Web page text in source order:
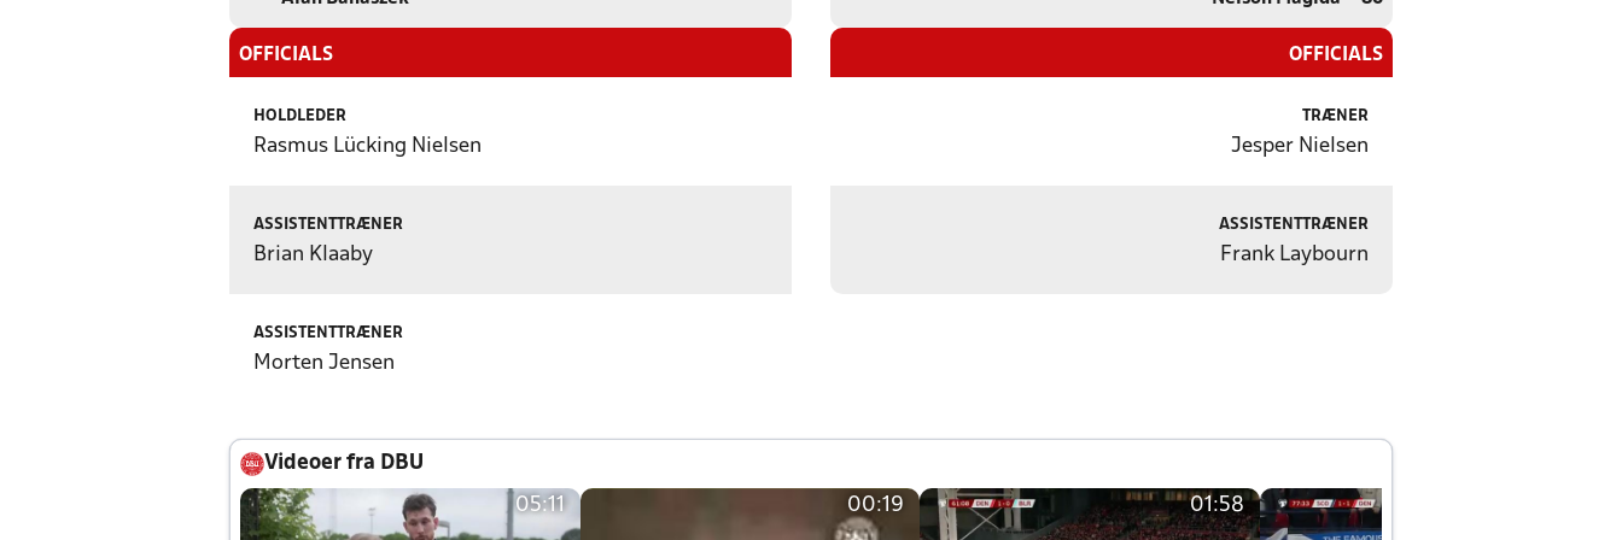
OFFICIALS
HOLDLEDER
Rasmus Lücking Nielsen
ASSISTENTTRÆNER
Brian Klaaby
ASSISTENTTRÆNER
Morten Jensen
OFFICIALS
TRÆNER
Jesper Nielsen
ASSISTENTTRÆNER
Frank Laybourn
Videoer fra DBU
05:11 00:19 01:58